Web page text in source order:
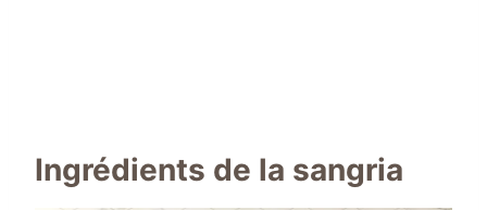
Ingrédients de la sangria